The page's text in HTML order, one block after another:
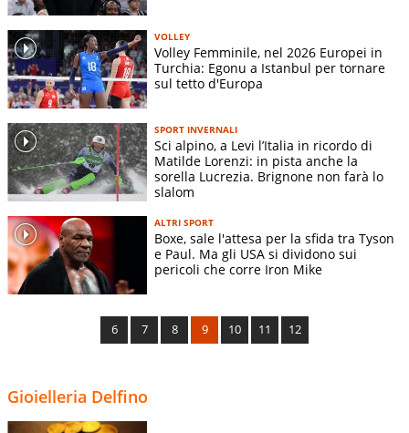
VOLLEY
Volley Femminile, nel 2026 Europei in
Turchia: Egonu a Istanbul per tornare
sul tetto d'Europa
SPORT INVERNALI
Sci alpino, a Levi l’Italia in ricordo di
Matilde Lorenzi: in pista anche la
sorella Lucrezia. Brignone non farà lo
slalom
ALTRI SPORT
Boxe, sale l'attesa per la sfida tra Tyson
e Paul. Ma gli USA si dividono sui
pericoli che corre Iron Mike
6 7 8 9 10 11 12
Gioielleria Delfino